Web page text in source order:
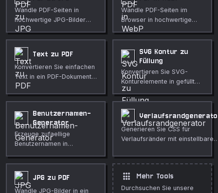
Wandle PDF-Seiten in
hochwertige JPG-Bilder
um.
Wandle PDF-Seiten im
Browser in hochwertige
WebP-Bilder um.
Text zu PDF
Konvertieren Sie einfachen
Text in ein PDF-Dokument
mit anpassbarer Schriftart,
Größe und Seitenlayout.
SVG Kontur zu
Füllung
Konvertieren Sie SVG-
Konturelemente in gefüllte
Pfade für bessere
Kompatibilität.
Benutzernamen-
Generator
Erzeuge zufaellige
Benutzernamen in
Konten und Tests.
Generieren Sie CSS für
Verlaufsränder mit
JPG zu PDF
Wandle JPG-Bilder in ein
apps Mehr Tools
Durchsuchen Sie unsere